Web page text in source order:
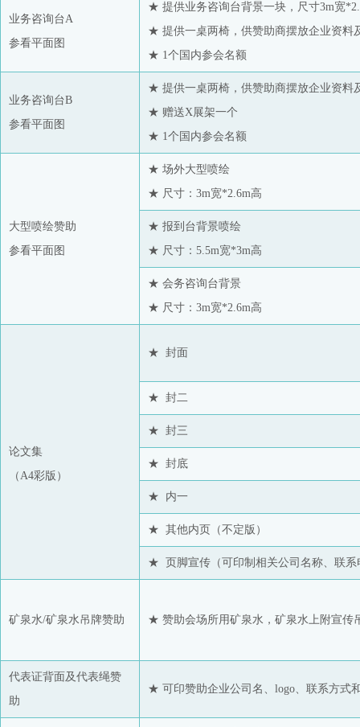
业务咨询台A
参看平面图
★ 提供业务咨询台背景一块，尺寸3m宽
★ 提供一桌两椅，供赞助商摆放企业资料
★ 1个国内参会名额
业务咨询台B
参看平面图
★ 提供一桌两椅，供赞助商摆放企业资料
★ 赠送X展架一个
★ 1个国内参会名额
大型喷绘赞助
参看平面图
★ 场外大型喷绘
★ 尺寸：3m宽*2.6m高
★ 报到台背景喷绘
★ 尺寸：5.5m宽*3m高
★ 会务咨询台背景
★ 尺寸：3m宽*2.6m高
论文集
（A4彩版）
★ 封面
★ 封二
★ 封三
★ 封底
★ 内一
★ 其他内页（不定版）
★ 页脚宣传（可印制相关公司名称、联系
矿泉水/矿泉水吊牌赞助 ★ 赞助会场所用矿泉水，矿泉水上附宣传
代表证背面及代表绳赞
助
★ 可印赞助企业公司名、logo、联系方式